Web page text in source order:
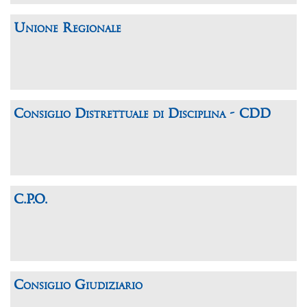
Unione Regionale
Consiglio Distrettuale di Disciplina - CDD
C.P.O.
Consiglio Giudiziario